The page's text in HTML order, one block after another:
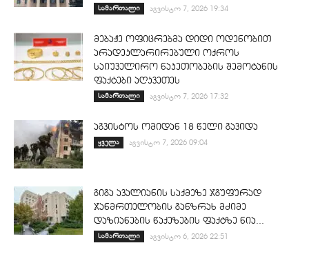
სამართალი აგვისტო 7, 2026 19:34
მებაჟე ოფიცრებმა დიდი ოდენობით
არადეკლარირებული ოქროს
საიუველირო ნაკეთობების შემოტანის
ფაქტები აღკვეთეს
სამართალი აგვისტო 7, 2026 17:32
აგვისტოს ომიდან 18 წელი გავიდა
ყველა აგვისტო 7, 2026 09:04
გიგა ავალიანის საქმეზე ჯგუფურად
ჯანმრთელობის განზრახ მძიმე
დაზიანების წაქეზების ფაქტზე ნია...
სამართალი აგვისტო 6, 2026 22:51